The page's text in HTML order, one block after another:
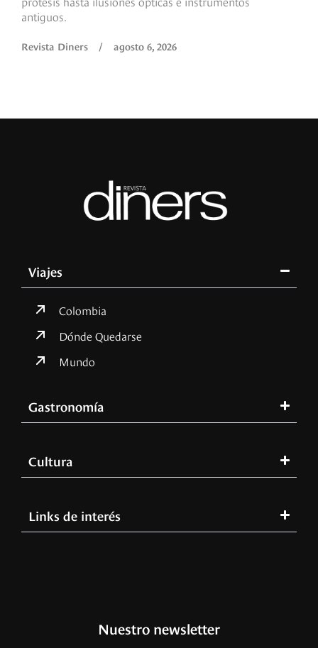
antiguos.
Revista Diners / agosto 6, 2026
Viajes
Colombia
Dónde Quedarse
Mundo
Gastronomía
Cultura
Links de interés
Nuestro newsletter